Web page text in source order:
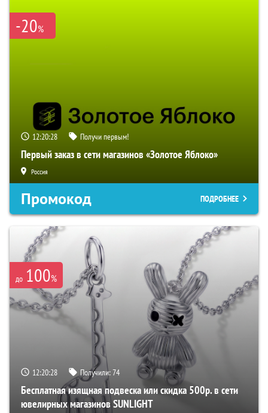
-20%
12:20:27 Получи первым!
Первый заказ в сети магазинов «Золотое Яблоко»
Россия
Промокод ПОДРОБНЕЕ
до 100%
12:20:27 Получили:74
Бесплатная изящная подвеска или скидка 500р. в сети
ювелирных магазинов SUNLIGHT